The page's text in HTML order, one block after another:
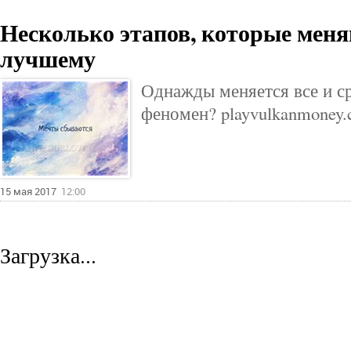
Несколько этапов, которые
лучшему
Однажды меняется все и
феномен?
15 мая 2017 12:00
Загрузка...